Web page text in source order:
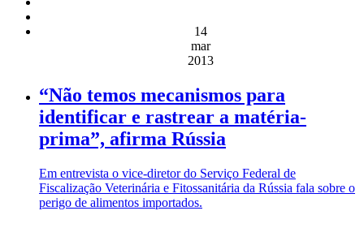
14
mar
2013
“Não temos mecanismos para
identificar e rastrear a matéria-
prima”, afirma Rússia
Em entrevista o vice-diretor do Serviço Federal de
Fiscalização Veterinária e Fitossanitária da Rússia fala sobre o
perigo de alimentos importados.